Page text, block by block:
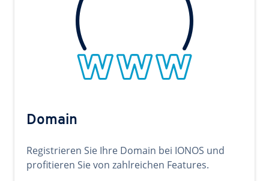
Domain
Registrieren Sie Ihre Domain bei IONOS und
profitieren Sie von zahlreichen Features.